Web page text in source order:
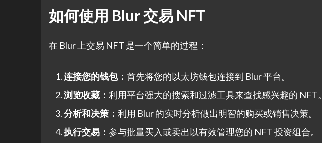
如何使用 Blur 交易 NFT
在 Blur 上交易 NFT 是一个简单的过程：
连接您的钱包： 首先将您的以太坊钱包连接到 Blur 平台。
浏览收藏： 利用平台强大的搜索和过滤工具来查找感兴趣的 NFT。
分析和决策： 利用 Blur 的实时分析做出明智的购买或销售决策。
执行交易： 参与批量买入或卖出以有效管理您的 NFT 投资组合。